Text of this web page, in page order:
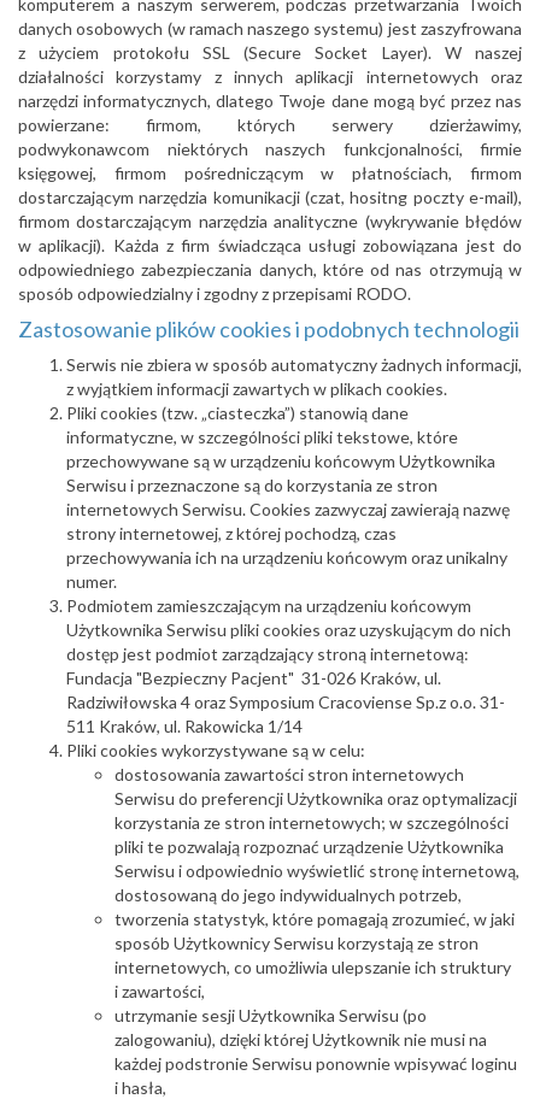
danych osobowych (w ramach naszego systemu) jest zaszyfrowana
z użyciem protokołu SSL (Secure Socket Layer). W naszej
działalności korzystamy z innych aplikacji internetowych oraz
narzędzi informatycznych, dlatego Twoje dane mogą być przez nas
powierzane: firmom, których serwery dzierżawimy,
podwykonawcom niektórych naszych funkcjonalności, firmie
księgowej, firmom pośredniczącym w płatnościach, firmom
dostarczającym narzędzia komunikacji (czat, hositng poczty e-mail),
firmom dostarczającym narzędzia analityczne (wykrywanie błędów
w aplikacji). Każda z firm świadcząca usługi zobowiązana jest do
odpowiedniego zabezpieczania danych, które od nas otrzymują w
sposób odpowiedzialny i zgodny z przepisami RODO.
Zastosowanie plików cookies i podobnych technologii
Serwis nie zbiera w sposób automatyczny żadnych informacji,
z wyjątkiem informacji zawartych w plikach cookies.
Pliki cookies (tzw. „ciasteczka”) stanowią dane
informatyczne, w szczególności pliki tekstowe, które
przechowywane są w urządzeniu końcowym Użytkownika
Serwisu i przeznaczone są do korzystania ze stron
internetowych Serwisu. Cookies zazwyczaj zawierają nazwę
strony internetowej, z której pochodzą, czas
przechowywania ich na urządzeniu końcowym oraz unikalny
numer.
Podmiotem zamieszczającym na urządzeniu końcowym
Użytkownika Serwisu pliki cookies oraz uzyskującym do nich
dostęp jest podmiot zarządzający stroną internetową:
Fundacja "Bezpieczny Pacjent" 31-026 Kraków, ul.
Radziwiłowska 4 oraz Symposium Cracoviense Sp.z o.o. 31-
511 Kraków, ul. Rakowicka 1/14
Pliki cookies wykorzystywane są w celu:
dostosowania zawartości stron internetowych
Serwisu do preferencji Użytkownika oraz optymalizacji
korzystania ze stron internetowych; w szczególności
pliki te pozwalają rozpoznać urządzenie Użytkownika
Serwisu i odpowiednio wyświetlić stronę internetową,
dostosowaną do jego indywidualnych potrzeb,
tworzenia statystyk, które pomagają zrozumieć, w jaki
sposób Użytkownicy Serwisu korzystają ze stron
internetowych, co umożliwia ulepszanie ich struktury
i zawartości,
utrzymanie sesji Użytkownika Serwisu (po
zalogowaniu), dzięki której Użytkownik nie musi na
każdej podstronie Serwisu ponownie wpisywać loginu
i hasła,